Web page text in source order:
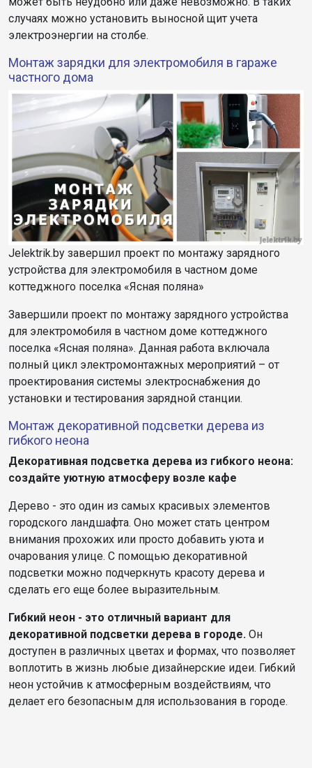
случаях можно установить выносной щит учета
электроэнергии на столбе.
Монтаж зарядки для электромобиля в гараже
частного дома
Jelektrik.by завершил проект по монтажу зарядного
устройства для электромобиля в частном доме
коттеджного поселка «Ясная поляна»
Завершили проект по монтажу зарядного устройства
для электромобиля в частном доме коттеджного
поселка «Ясная поляна». Данная работа включала
полный цикл электромонтажных мероприятий – от
проектирования системы электроснабжения до
установки и тестирования зарядной станции.
Монтаж декоративной подсветки дерева из
гибкого неона
Декоративная подсветка дерева из гибкого неона:
создайте уютную атмосферу возле кафе
Дерево - это один из самых красивых элементов
городского ландшафта. Оно может стать центром
внимания прохожих или просто добавить уюта и
очарования улице. С помощью декоративной
подсветки можно подчеркнуть красоту дерева и
сделать его еще более выразительным.
Гибкий неон - это отличный вариант для
декоративной подсветки дерева в городе. Он
доступен в различных цветах и формах, что позволяет
воплотить в жизнь любые дизайнерские идеи. Гибкий
неон устойчив к атмосферным воздействиям, что
делает его безопасным для использования в городе.